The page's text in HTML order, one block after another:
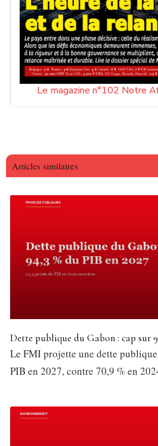
Le magazine n°102 Notre
Articles similaires
Dette publique du Gabon : cap sur
Le FMI projette une dette
PIB en 2027, contre 70,9 % en